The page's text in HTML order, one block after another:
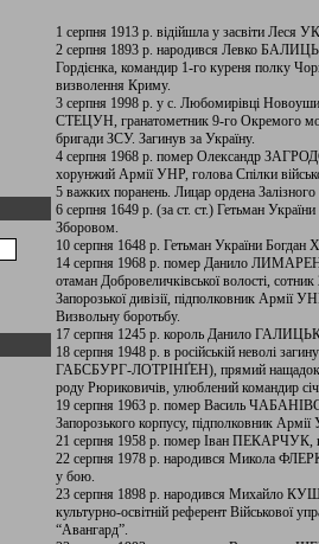
1 серпня 1913 р. відійшла у засвіти Леся
2 серпня 1893 р. народився Левко
Гордієнка, командир 1-го куреня полку
визволення Криму.
3 серпня 1998 р. у с. Любомирівці
СТЕЦУН, гранатометник 9-го Окремого
бригади ЗСУ. Загинув за Україну.
4 серпня 1968 р. помер Олександр
хорунжий Армії УНР, голова Спілки
5 важких поранень. Лицар ордена Залізного
6 серпня 1649 р. (за ст. ст.) Гетьман
Зборовом.
10 серпня 1648 р. Гетьман України
14 серпня 1968 р. помер Данило
отаман Добровеличківської волості,
Запорозької дивізії, підполковник Армії
Визвольну боротьбу.
17 серпня 1245 р. король Данило
18 серпня 1948 р. в російській неволі
ГАБСБУРГ-ЛОТРІНҐЕН), прямий нащадок
роду Рюриковичів, улюблений командир
19 серпня 1963 р. помер Василь
Запорозького корпусу, підполковник
21 серпня 1958 р. помер Іван ПЕКАРЧУК,
22 серпня 1978 р. народився Микола
у бою.
23 серпня 1898 р. народився Михайло
культурно-освітній референт Військової
“Авангард”.